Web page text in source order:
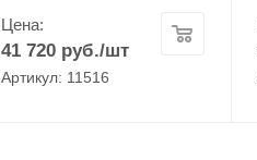
Цена:
41 720руб./шт
Артикул: 11516